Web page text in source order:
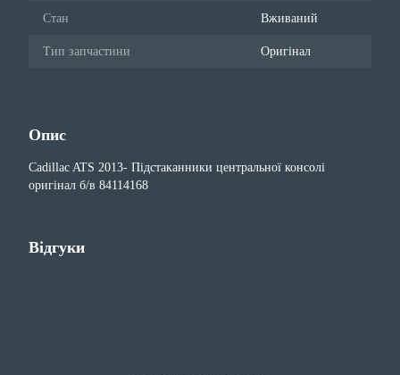
Стан Вживаний
Тип запчастини Оригінал
Опис
Cadillac ATS 2013- Підстаканники центральної консолі
оригінал б/в 84114168
Відгуки